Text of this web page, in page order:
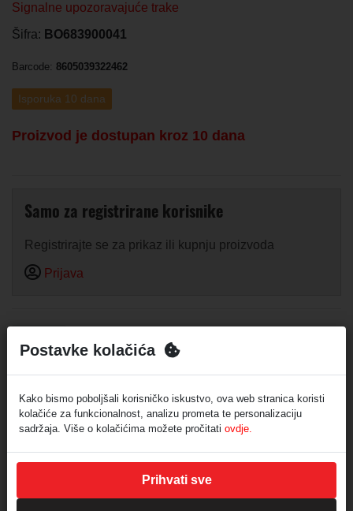
Signalne upozoravajuće trake
Šifra: BO683900041
Barcode: 8605039322462
Isporuka 10 dana
Proizvod je dostupan kroz 10 dana
Samo za registrirane korisnike
Registrirajte se za prikaz ili kupnju proizvoda
Prijava
Preporučuje se za upozorenja i sigurnosne primjene.
Traka za označavanje u žuto-crnoj boji dimenzija 50
mm x 100 m predstavlja učinkovito rješenje za
opasnosti i zabranjene zone. Namijenjena je za
označavanje gradilišta, industrijskih objekata,
Postavke kolačića
Kako bismo poboljšali korisničko iskustvo, ova web stranica koristi
kolačiće za funkcionalnost, analizu prometa te personalizaciju
sadržaja. Više o kolačićima možete pročitati ovdje.
Prihvati sve